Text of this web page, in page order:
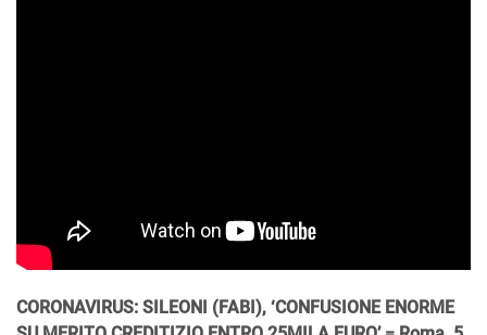
CORONAVIRUS: SILEONI (FABI), ‘CONFUSIONE ENORME